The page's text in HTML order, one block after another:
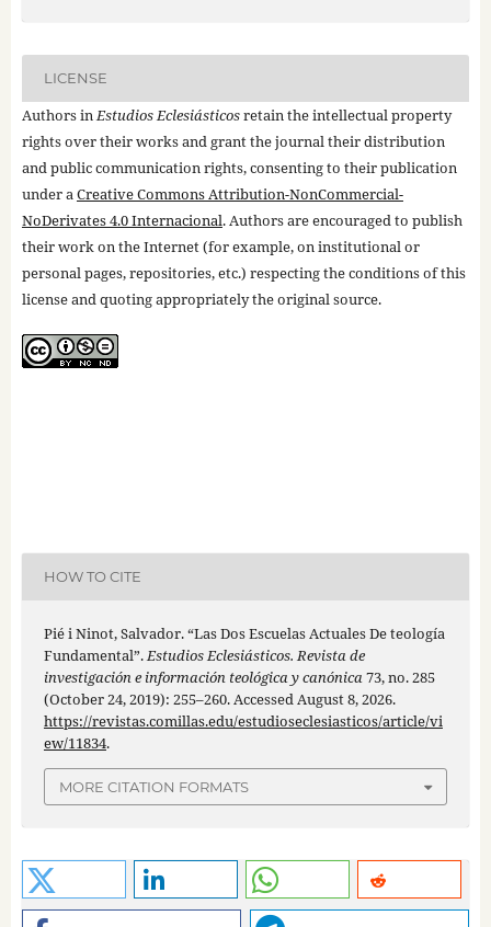
LICENSE
Authors inEstudios Eclesiásticosretain the intellectual property
rights over their works and grant the journal their distribution
and public communication rights, consenting to their publication
under aCreative Commons Attribution-NonCommercial-
NoDerivates 4.0 Internacional. Authors are encouraged to publish
their work on the Internet (for example, on institutional or
personal pages, repositories, etc.) respecting the conditions of this
license and quoting appropriately the original source.
HOW TO CITE
Pié i Ninot, Salvador. “Las Dos Escuelas Actuales De teología
Fundamental”.Estudios Eclesiásticos. Revista de
investigación e información teológica y canónica73, no. 285
(October 24, 2019): 255–260. Accessed August 8, 2026.
https://revistas.comillas.edu/estudioseclesiasticos/article/vi
ew/11834.
MORE CITATION FORMATS